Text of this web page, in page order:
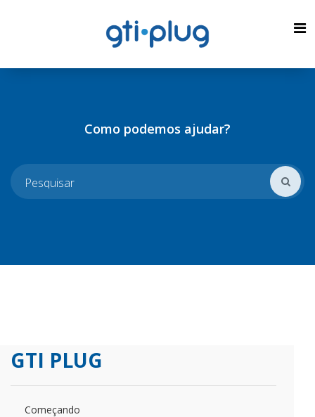
Como podemos ajudar?
GTI PLUG
Começando